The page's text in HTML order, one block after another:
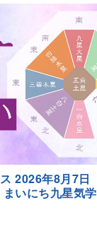
2026年8月7日
まいにち九星気学